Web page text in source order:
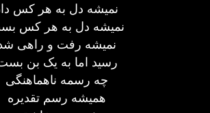
نمیشه دل به هر کس
نمیشه دل به هر کس
نمیشه رفت و راهی
رسید اما به یک بن
چه رسمه ناهماهنگی
همیشه رسم تقدیره